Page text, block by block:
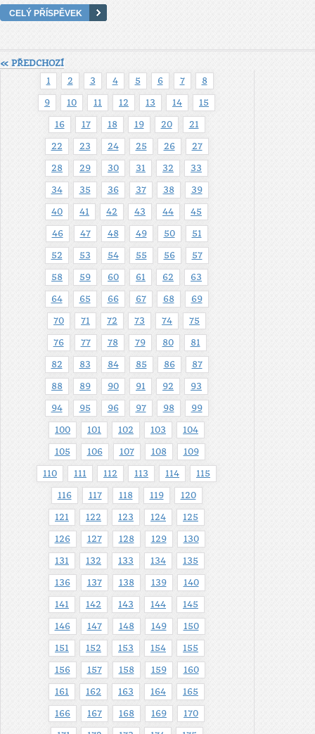
CELÝ PŘÍSPĚVEK
« PŘEDCHOZÍ
1
2 3 4 5 6 7 8
9 10 11 12 13 14 15
16 17 18 19 20 21
22 23 24 25 26 27
28 29 30 31 32 33
34 35 36 37 38 39
40 41 42 43 44 45
46 47 48 49 50 51
52 53 54 55 56 57
58 59 60 61 62 63
64 65 66 67 68 69
70 71 72 73 74 75
76 77 78 79 80 81
82 83 84 85 86 87
88 89 90 91 92 93
94 95 96 97 98 99
100 101 102 103 104
105 106 107 108 109
110 111 112 113 114 115
116 117 118 119 120
121 122 123 124 125
126 127 128 129 130
131 132 133 134 135
136 137 138 139 140
141 142 143 144 145
146 147 148 149 150
151 152 153 154 155
156 157 158 159 160
161 162 163 164 165
166 167 168 169 170